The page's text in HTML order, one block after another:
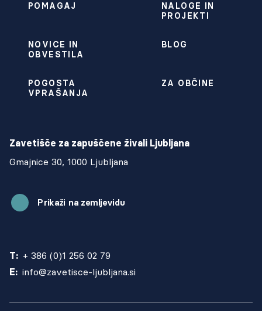
POMAGAJ
NALOGE IN
PROJEKTI
NOVICE IN
OBVESTILA
BLOG
POGOSTA
VPRAŠANJA
ZA OBČINE
Zavetišče za zapuščene živali Ljubljana
Gmajnice 30, 1000 Ljubljana
Prikaži na zemljevidu
T: + 386 (0)1 256 02 79
E: info@zavetisce-ljubljana.si